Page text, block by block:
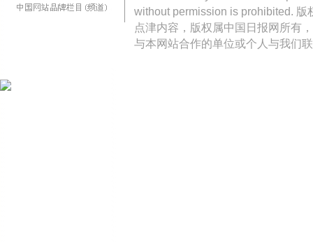
without permission is prohibited.
点津内容，版权属中国日报网所有
与本网站合作的单位或个人与我们